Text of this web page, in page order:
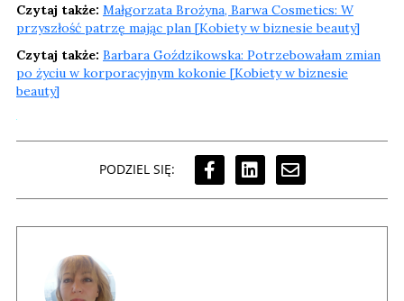
Czytaj także: Małgorzata Brożyna, Barwa Cosmetics: W
przyszłość patrzę mając plan [Kobiety w biznesie beauty]
Czytaj także: Barbara Goździkowska: Potrzebowałam zmian
po życiu w korporacyjnym kokonie [Kobiety w biznesie
beauty]
PODZIEL SIĘ: